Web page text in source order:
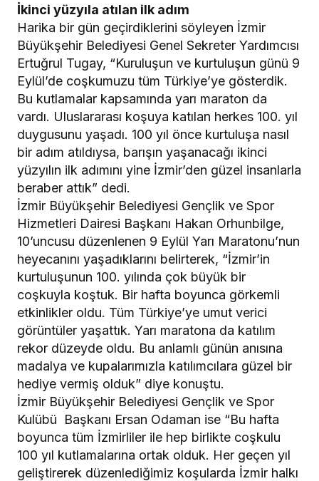
İkinci yüzyıla atılan ilk adım
Harika bir gün geçirdiklerini söyleyen İzmir
Büyükşehir Belediyesi Genel Sekreter Yardımcısı
Ertuğrul Tugay, “Kuruluşun ve kurtuluşun günü 9
Eylül’de coşkumuzu tüm Türkiye’ye gösterdik.
Bu kutlamalar kapsamında yarı maraton da
vardı. Uluslararası koşuya katılan herkes 100. yıl
duygusunu yaşadı. 100 yıl önce kurtuluşa nasıl
bir adım atıldıysa, barışın yaşanacağı ikinci
yüzyılın ilk adımını yine İzmir’den güzel insanlarla
beraber attık” dedi.
İzmir Büyükşehir Belediyesi Gençlik ve Spor
Hizmetleri Dairesi Başkanı Hakan Orhunbilge,
10’uncusu düzenlenen 9 Eylül Yarı Maratonu’nun
heyecanını yaşadıklarını belirterek, “İzmir’in
kurtuluşunun 100. yılında çok büyük bir
coşkuyla koştuk. Bir hafta boyunca görkemli
etkinlikler oldu. Tüm Türkiye’ye umut verici
görüntüler yaşattık. Yarı maratona da katılım
rekor düzeyde oldu. Bu anlamlı günün anısına
madalya ve kupalarımızla katılımcılara güzel bir
hediye vermiş olduk” diye konuştu.
İzmir Büyükşehir Belediyesi Gençlik ve Spor
Kulübü Başkanı Ersan Odaman ise “Bu hafta
boyunca tüm İzmirliler ile hep birlikte coşkulu
100 yıl kutlamalarına ortak olduk. Her geçen yıl
geliştirerek düzenlediğimiz koşularda İzmir halkı